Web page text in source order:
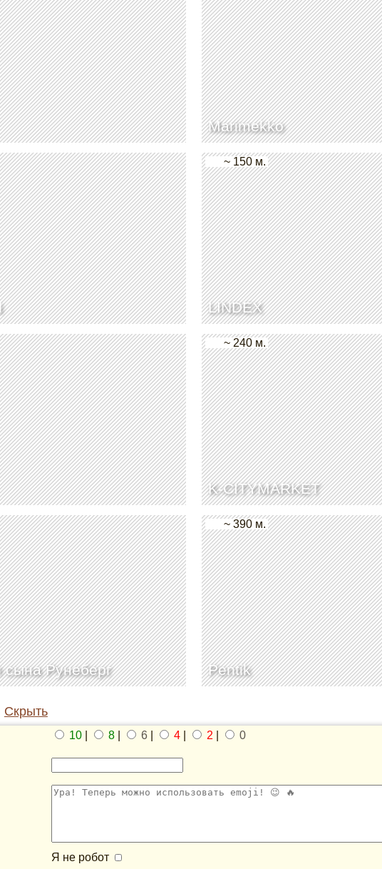
Marimekko
LINDEX
~ 150 м.
K-CITYMARKET
~ 240 м.
сына Рунеберг Pentik
~ 390 м.
Скрыть
10| 8| 6| 4| 2
0
Я не робот